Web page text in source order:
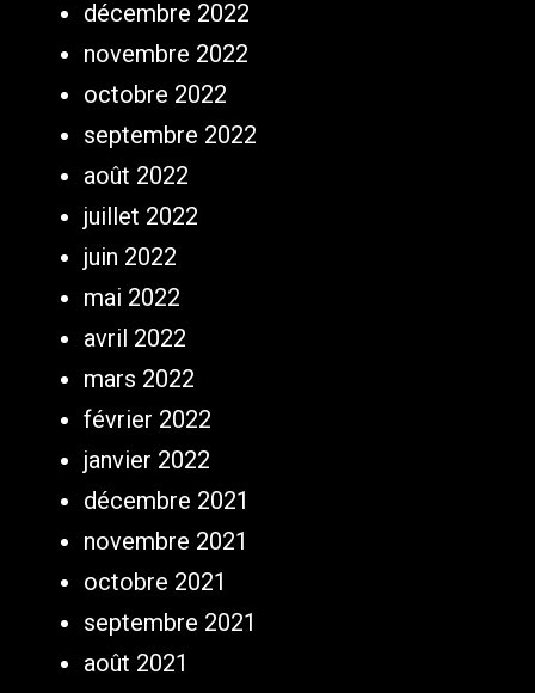
décembre 2022
novembre 2022
octobre 2022
septembre 2022
août 2022
juillet 2022
juin 2022
mai 2022
avril 2022
mars 2022
février 2022
janvier 2022
décembre 2021
novembre 2021
octobre 2021
septembre 2021
août 2021